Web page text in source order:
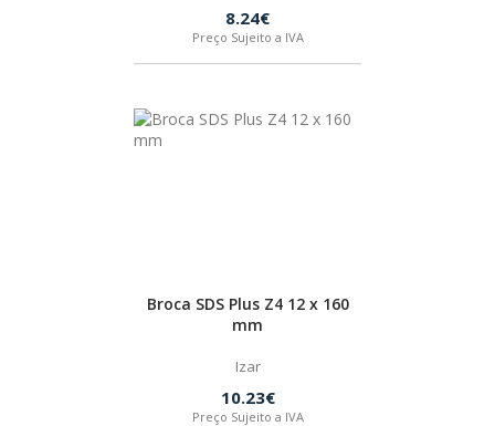
8.24€
Preço Sujeito a IVA
Broca SDS Plus Z4 12 x 160
mm
Izar
10.23€
Preço Sujeito a IVA